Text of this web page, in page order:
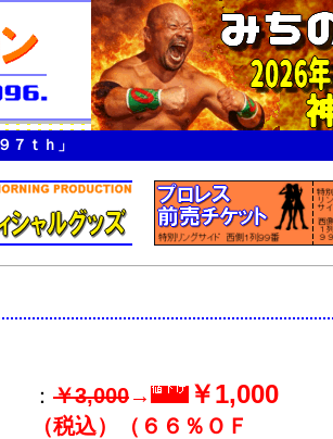
７ｔｈ」
： ￥3,000→ ￥1,000
（税込）（６６％ＯＦ